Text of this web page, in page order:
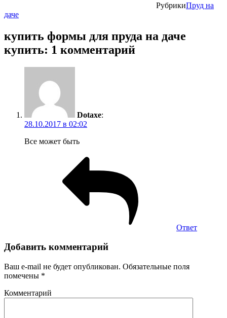
РубрикиПруд на
даче
купить формы для пруда на даче
купить: 1 комментарий
Dotaxe:
28.10.2017 в 02:02
Все может быть
Ответ
Добавить комментарий
Ваш e-mail не будет опубликован. Обязательные поля
помечены *
Комментарий